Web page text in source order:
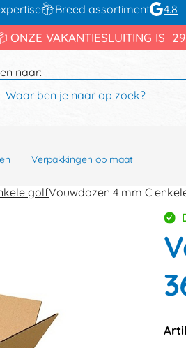
Breed assortiment 4.8
ONZE VAKANTIESLUITING IS
naar:
Verpakkingen op maat
golfVouwdozen 4 mm C